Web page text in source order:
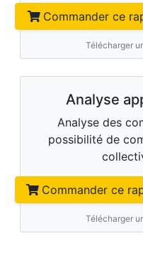
Commander ce
Télécharger
Analyse
Analyse des
possibilité de
Commander ce
Télécharger